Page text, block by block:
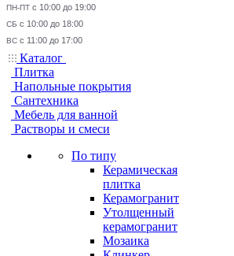
ПН-ПТ с 10:00 до 19:00
СБ с 10:00 до 18:00
ВС с 11:00 до 17:00
Каталог
Плитка
Напольные покрытия
Сантехника
Мебель для ванной
Растворы и смеси
По типу
Керамическая
плитка
Керамогранит
Утолщенный
керамогранит
Мозаика